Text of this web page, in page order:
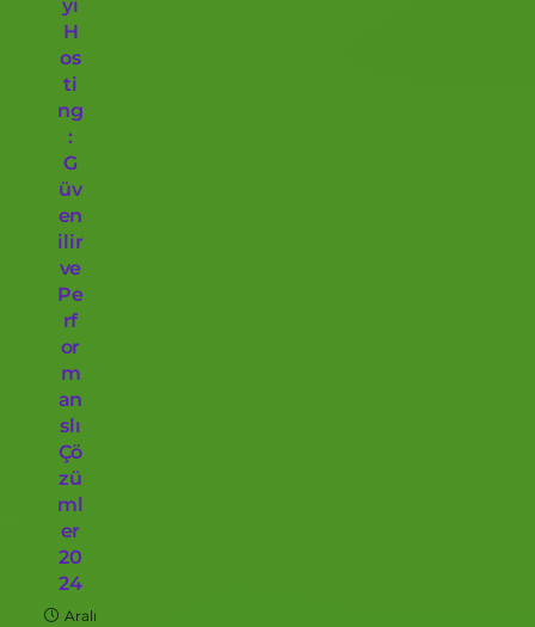
yi
H
os
ti
ng
:
G
üv
en
ilir
ve
Pe
rf
or
m
an
slı
Çö
zü
ml
er
20
24
Aralı